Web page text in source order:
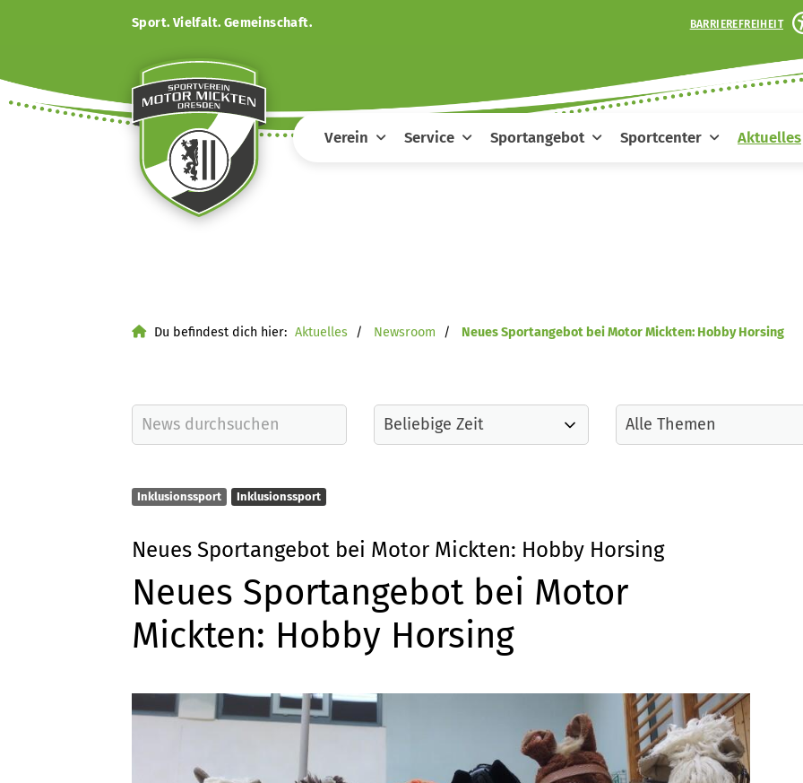
Sport. Vielfalt. Gemeinschaft. BARRIEREFREIHEIT
Verein Service Sportangebot Sportcenter Aktuelles
Du befindest dich hier: Aktuelles Newsroom Neues Sportangebot bei Motor Mickten: Hobby Horsing
Inklusionssport Inklusionssport
Neues Sportangebot bei Motor Mickten: Hobby Horsing
Neues Sportangebot bei Motor
Mickten: Hobby Horsing
Quicklinks
Sportangebote finden
Unser Sportangebot
Mitglieder-Service
Alles zur Mitgliedschaft